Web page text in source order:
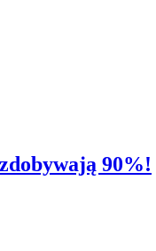
90%!